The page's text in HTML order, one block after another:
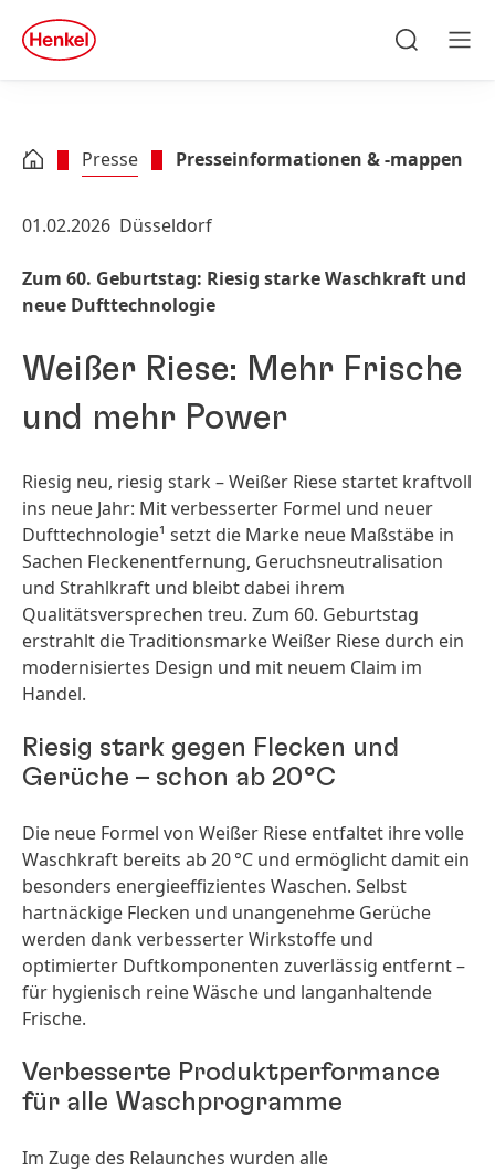
Zu Footer springen
quick
search
Presse Presseinformationen & -mappen
01.02.2026 Düsseldorf
Zum 60. Geburtstag: Riesig starke Waschkraft und
neue Dufttechnologie
Weißer Riese: Mehr Frische
und mehr Power
Riesig neu, riesig stark – Weißer Riese startet kraftvoll
ins neue Jahr: Mit verbesserter Formel und neuer
Dufttechnologie¹ setzt die Marke neue Maßstäbe in
Sachen Fleckenentfernung, Geruchsneutralisation
und Strahlkraft und bleibt dabei ihrem
Qualitätsversprechen treu. Zum 60. Geburtstag
erstrahlt die Traditionsmarke Weißer Riese durch ein
modernisiertes Design und mit neuem Claim im
Handel.
Riesig stark gegen Flecken und
Gerüche – schon ab 20°C
Die neue Formel von Weißer Riese entfaltet ihre volle
Waschkraft bereits ab 20 °C und ermöglicht damit ein
besonders energieeffizientes Waschen. Selbst
hartnäckige Flecken und unangenehme Gerüche
werden dank verbesserter Wirkstoffe und
optimierter Duftkomponenten zuverlässig entfernt –
für hygienisch reine Wäsche und langanhaltende
Frische.
Verbesserte Produktperformance
für alle Waschprogramme
Im Zuge des Relaunches wurden alle